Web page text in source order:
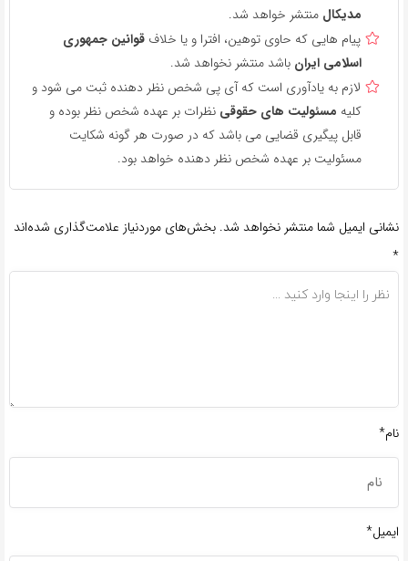
مدیکال منتشر خواهد شد.
پیام هایی که حاوی توهین، افترا و یا خلاف قوانین جمهوری
اسلامی ایران باشد منتشر نخواهد شد.
لازم به یادآوری است که آی پی شخص نظر دهنده ثبت می شود و
کلیه مسئولیت های حقوقی نظرات بر عهده شخص نظر بوده و
قابل پیگیری قضایی می باشد که در صورت هر گونه شکایت
مسئولیت بر عهده شخص نظر دهنده خواهد بود.
نشانی ایمیل شما منتشر نخواهد شد. بخش‌های موردنیاز علامت‌گذاری شده‌اند
*
نام*
ایمیل*